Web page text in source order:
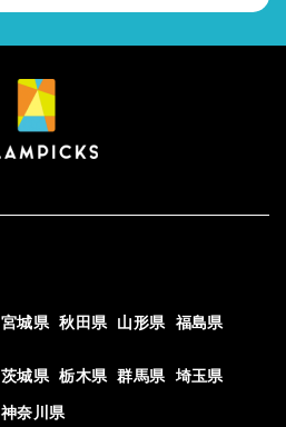
宮城県 秋田県 山形県 福島県
茨城県 栃木県 群馬県 埼玉県
神奈川県